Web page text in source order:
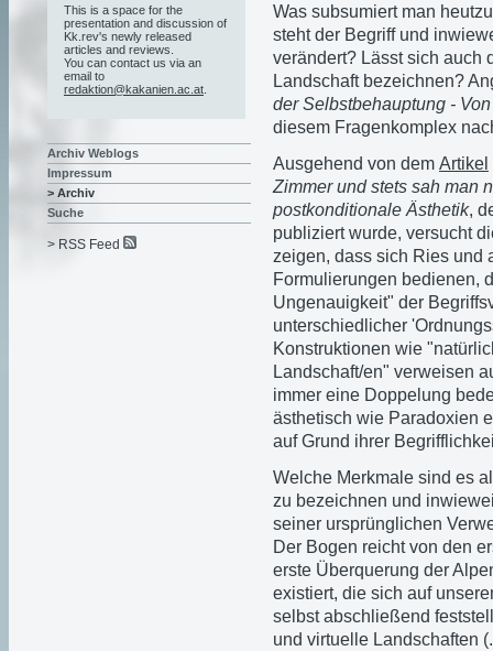
Was subsumiert man
steht der Begriff und
verändert? Lässt sich auch
Landschaft bezeichnen?
der Selbstbehauptung -
diesem Fragenkomplex
Ausgehend von dem Artikel
Zimmer und stets sah man
postkonditionale Ästhetik,
publiziert wurde, versucht
zeigen, dass sich Ries und
Formulierungen bedienen,
Ungenauigkeit" der
unterschiedlicher
Konstruktionen wie
Landschaft/en" verweisen
immer eine Doppelung
ästhetisch wie Paradoxien
auf Grund ihrer
Welche Merkmale sind es
zu bezeichnen und
seiner ursprünglichen
Der Bogen reicht von den
erste Überquerung der
existiert, die sich auf
selbst abschließend
und virtuelle Landschaften
This is a space for the
presentation and discussion of
Kk.rev's newly released
articles and reviews.
You can contact us via an
email to
redaktion@kakanien.ac.at
Archiv Weblogs
Impressum
> Archiv
Suche
> RSS Feed